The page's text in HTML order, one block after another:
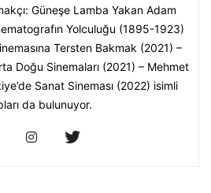
Güneşe Lamba Yakan Adam
Yolculuğu (1895-1923)
Tersten Bakmak (2021) –
Doğu Sinemaları (2021) – Mehmet
Sanat Sineması (2022) isimli
da bulunuyor.